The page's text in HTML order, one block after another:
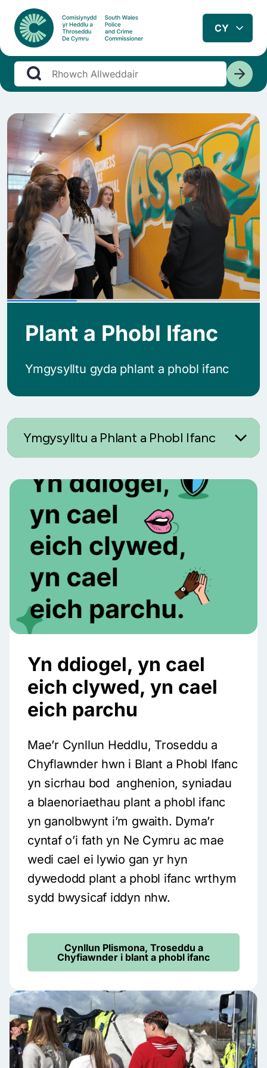
Plant a Phobl Ifanc
Ymgysylltu gyda phlant a phobl ifanc
Ymgysylltu a Phlant a Phobl Ifanc
Yn ddiogel, yn cael
eich clywed, yn cael
eich parchu
Mae’r Cynllun Heddlu, Troseddu a
Chyflawnder hwn i Blant a Phobl Ifanc
yn sicrhau bod anghenion, syniadau
a blaenoriaethau plant a phobl ifanc
yn ganolbwynt i’m gwaith. Dyma’r
cyntaf o’i fath yn Ne Cymru ac mae
wedi cael ei lywio gan yr hyn
dywedodd plant a phobl ifanc wrthym
sydd bwysicaf iddyn nhw.
Cynllun Plismona, Troseddu a
Chyfiawnder i blant a phobl ifanc